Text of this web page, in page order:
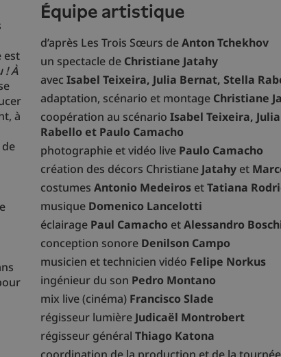
est
! À
à
équipe artistique
d’après Les Trois Sœurs deAnton Tchekhov
un spectacle de Christiane Jatahy
avec Isabel Teixeira, Julia Bernat, Stella
adaptation, scénario et montage Christiane
coopération au scénario Isabel Teixeira,
Rabello et Paulo Camacho
photographie et vidéo live Paulo Camacho
création des décors Christiane Jatahy et
costumes Antonio Medeiros etTatiana
musique Domenico Lancelotti
éclairage Paul Camacho etAlessandro
conception sonore Denilson Campo
musicien et technicien vidéo Felipe Norkus
ingénieur du son Pedro Montano
mix live (cinéma) Francisco Slade
régisseur lumière Judicaël Montrobert
régisseur général Thiago Katona
coordination de la production et de la tournée